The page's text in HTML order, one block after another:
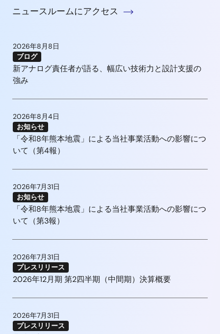
ニュースルームにアクセス
2026年8月8日
ブログ
新アナログ責任者が語る、幅広い技術力と設計支援の
強み
2026年8月4日
お知らせ
「令和8年熊本地震」による当社事業活動への影響につ
いて（第4報）
2026年7月31日
お知らせ
「令和8年熊本地震」による当社事業活動への影響につ
いて（第3報）
2026年7月31日
プレスリリース
2026年12月期 第2四半期（中間期）決算概要
2026年7月31日
プレスリリース